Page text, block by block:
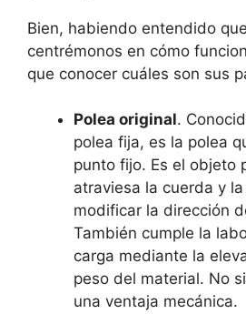
Bien, habiendo entendido
centrémonos en cómo
que conocer cuáles son sus
Polea original.
polea fija, es la polea
punto fijo. Es el objeto
atraviesa la cuerda y
modificar la dirección
También cumple la
carga mediante la
peso del material. No
una ventaja mecánica.